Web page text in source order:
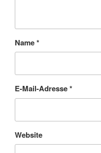
Name*
E-Mail-Adresse*
Website